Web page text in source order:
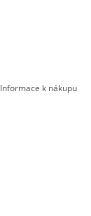
Informace k nákupu